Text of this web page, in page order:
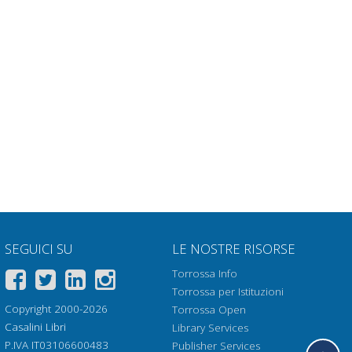
SEGUICI SU
Copyright 2000-2026
Casalini Libri
P.IVA IT03106600483
LE NOSTRE RISORSE
Torrossa Info
Torrossa per Istituzioni
Torrossa Open
Library Services
Publisher Services